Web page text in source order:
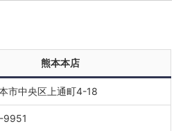
熊本本店
市中央区上通町4-18